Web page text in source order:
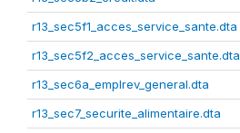
r13_sec5f1_acces_service_sante.dta
r13_sec5f2_acces_service_sante.dta
r13_sec6a_emplrev_general.dta
r13_sec7_securite_alimentaire.dta